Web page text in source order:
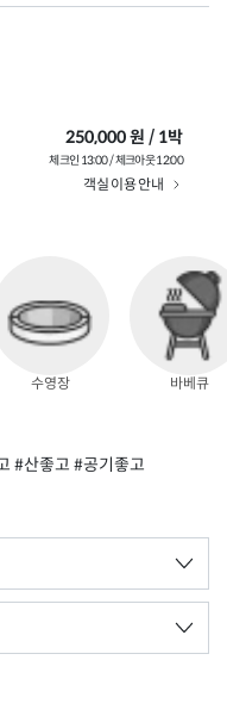
250,000 원 / 1박
체크인 13:00 / 체크아웃 12:00
객실 이용 안내
수영장 바베큐
#산좋고 #공기좋고